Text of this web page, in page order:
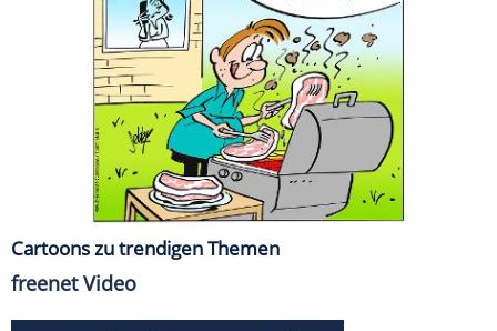
Cartoons zu trendigen Themen
freenet Video